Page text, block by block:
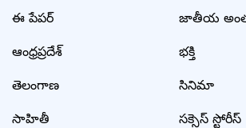
ఈ పేపర్
ఆంధ్రప్రదేశ్
తెలంగాణ
సాహితీ
జాతీయ
భక్తి
సినిమా
సక్సెస్ స్టోరీస్